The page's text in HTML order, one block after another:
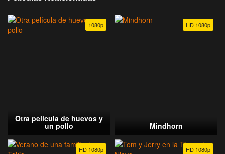
1080p
Otra película de huevos y
un pollo
HD 1080p
Mindhorn
HD 1080p HD 1080p